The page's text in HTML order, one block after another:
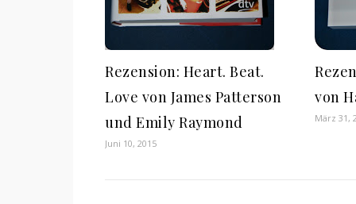
Rezension: Heart. Beat.
Love von James Patterson
und Emily Raymond
Juni 10, 2015
von
März 31,